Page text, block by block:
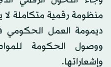
منظومة رقمية متكاملة لا
ديمومة العمل
ووصول الحكومة
وإشعاراتها.